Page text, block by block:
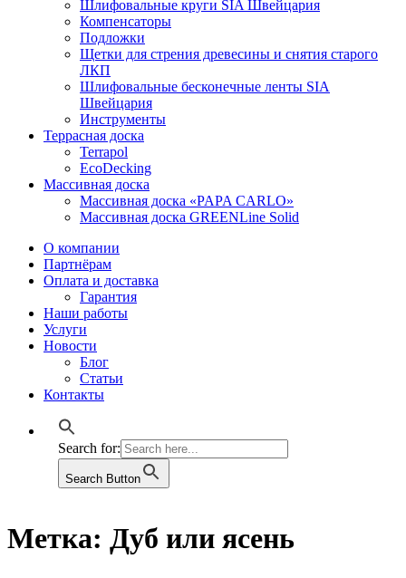
Шлифовальные круги SIA Швейцария
Компенсаторы
Подложки
Щетки для стрения древесины и снятия старого
ЛКП
Шлифовальные бесконечные ленты SIA
Швейцария
Инструменты
Террасная доска
Terrapol
EcoDecking
Массивная доска
Массивная доска «PAPA CARLO»
Массивная доска GREENLine Solid
О компании
Партнёрам
Оплата и доставка
Гарантия
Наши работы
Услуги
Новости
Блог
Статьи
Контакты
Search for:
Search Button
Метка: Дуб или ясень